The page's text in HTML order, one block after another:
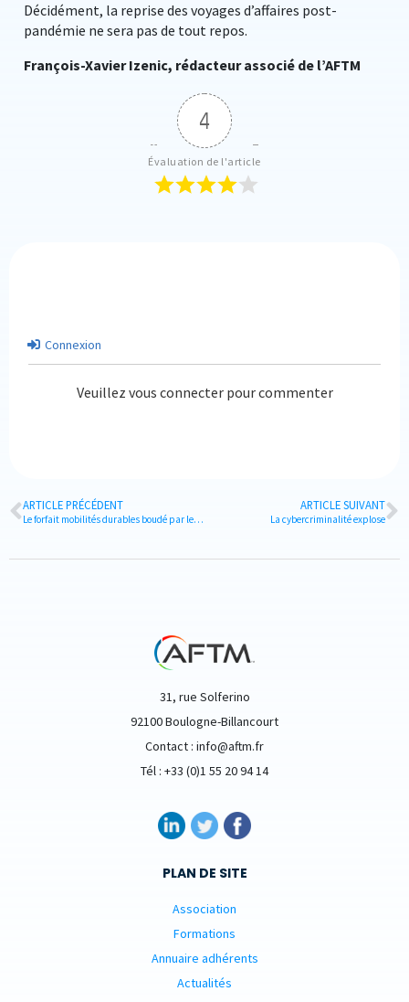
Décidément, la reprise des voyages d’affaires post-
pandémie ne sera pas de tout repos.
François-Xavier Izenic, rédacteur associé de l’AFTM
4
Évaluation de l'article
Connexion
Veuillez vous connecter pour commenter
ARTICLE PRÉCÉDENT
Le forfait mobilités durables boudé par le CAC40
ARTICLE SUIVANT
La cybercriminalité explose
31, rue Solferino
92100 Boulogne-Billancourt
Contact : info@aftm.fr
Tél : +33 (0)1 55 20 94 14
PLAN DE SITE
Association
Formations
Annuaire adhérents
Actualités